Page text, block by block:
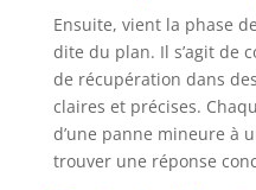
Ensuite, vient la phase
dite du plan. Il s’agit de
de récupération dans
claires et précises.
d’une panne mineure à
trouver une réponse